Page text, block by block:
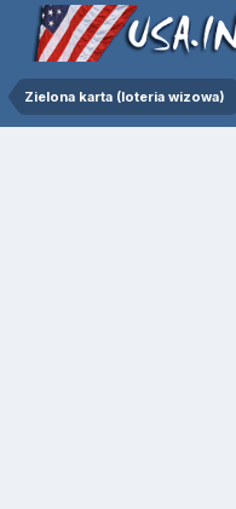
Zielona karta (loteria wizowa)